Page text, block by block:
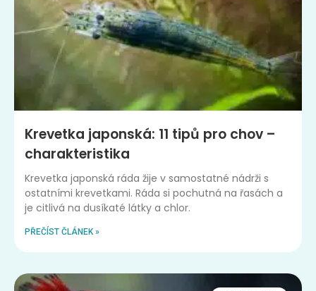
Krevetka japonská: 11 tipů pro chov –
charakteristika
Krevetka japonská ráda žije v samostatné nádrži s
ostatními krevetkami. Ráda si pochutná na řasách a
je citlivá na dusíkaté látky a chlor.
PŘEČÍST ČLÁNEK »